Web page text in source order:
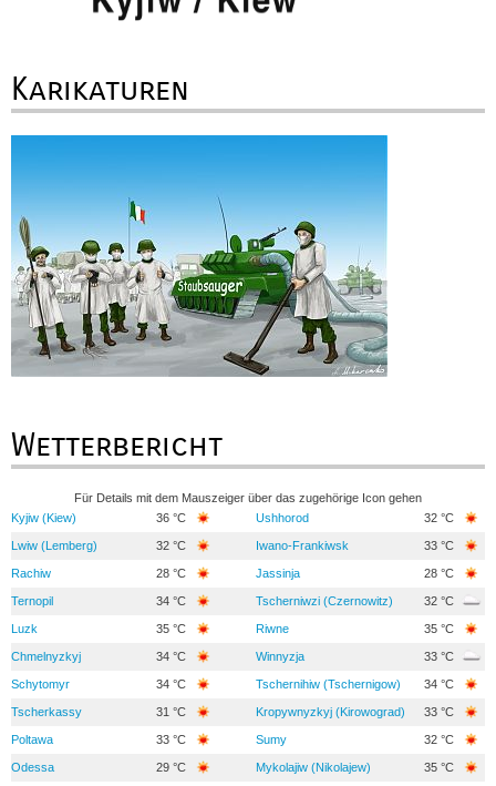
Karikaturen
Wetterbericht
Für Details mit dem Mauszeiger über das zugehörige Icon gehen
Kyjiw (Kiew)
36 °C Ushhorod 32 °C
Lwiw (Lemberg) 32 °C Iwano-Frankiwsk 33 °C
Rachiw 28 °C Jassinja 28 °C
Ternopil 34 °C Tscherniwzi (Czernowitz) 32 °C
Luzk 35 °C Riwne 35 °C
Chmelnyzkyj 34 °C Winnyzja 33 °C
Schytomyr 34 °C Tschernihiw (Tschernigow) 34 °C
Tscherkassy 31 °C Kropywnyzkyj (Kirowograd) 33 °C
Poltawa 33 °C Sumy 32 °C
Odessa 29 °C Mykolajiw (Nikolajew) 35 °C